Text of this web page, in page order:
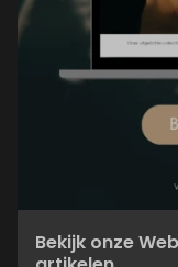
Bekijk onze